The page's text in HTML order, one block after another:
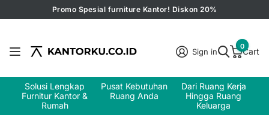
Promo Spesial furniture Kantor! Diskon 20%
Sign in Cart
0
Solusi Lengkap
Furnitur Kantor &
Rumah
Pusat Kebutuhan
Ruang Anda
Dari Ruang Kerja
Hingga Ruang
Keluarga